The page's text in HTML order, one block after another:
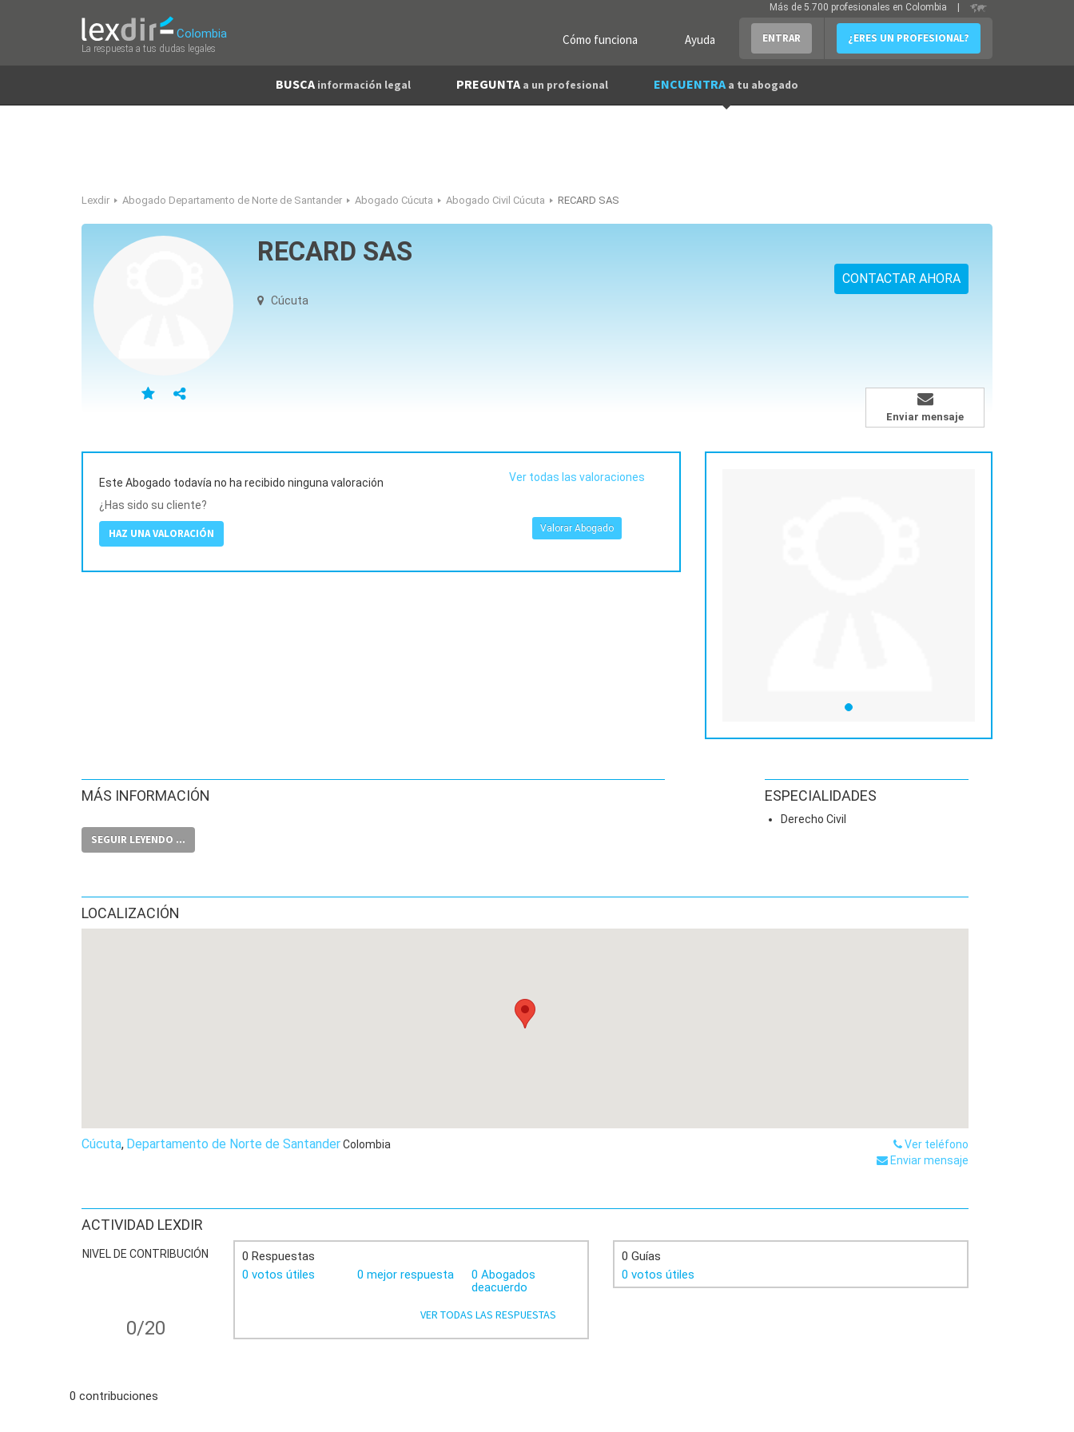
Colombia
La respuesta a tus dudas legales
Cómo funciona Ayuda ENTRAR ¿ERES UN PROFESIONAL?
Más de 5.700 profesionales en Colombia
BUSCA información legal PREGUNTA a un profesional ENCUENTRA a tu abogado
Lexdir Abogado Departamento de Norte de Santander Abogado Cúcuta Abogado Civil Cúcuta RECARD SAS
RECARD SAS
Cúcuta
CONTACTAR AHORA
Enviar mensaje
Este Abogado todavía no ha recibido ninguna valoración
¿Has sido su cliente?
HAZ UNA VALORACIÓN
Ver todas las valoraciones
Valorar Abogado
MÁS INFORMACIÓN
SEGUIR LEYENDO ...
ESPECIALIDADES
Derecho Civil
LOCALIZACIÓN
Cúcuta, Departamento de Norte de SantanderColombia
Ver teléfono
Enviar mensaje
ACTIVIDAD LEXDIR
NIVEL DE CONTRIBUCIÓN
0/20
0 contribuciones
0 Respuestas
0 votos útiles
0 mejor respuesta
0 Abogados
deacuerdo
VER TODAS LAS RESPUESTAS
0 Guías
0 votos útiles